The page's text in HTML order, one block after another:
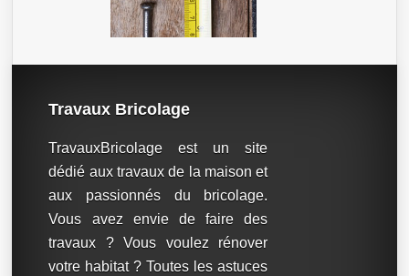
Travaux Bricolage
TravauxBricolage est un site
dédié aux travaux de la maison et
aux passionnés du bricolage.
Vous avez envie de faire des
travaux ? Vous voulez rénover
votre habitat ? Toutes les astuces